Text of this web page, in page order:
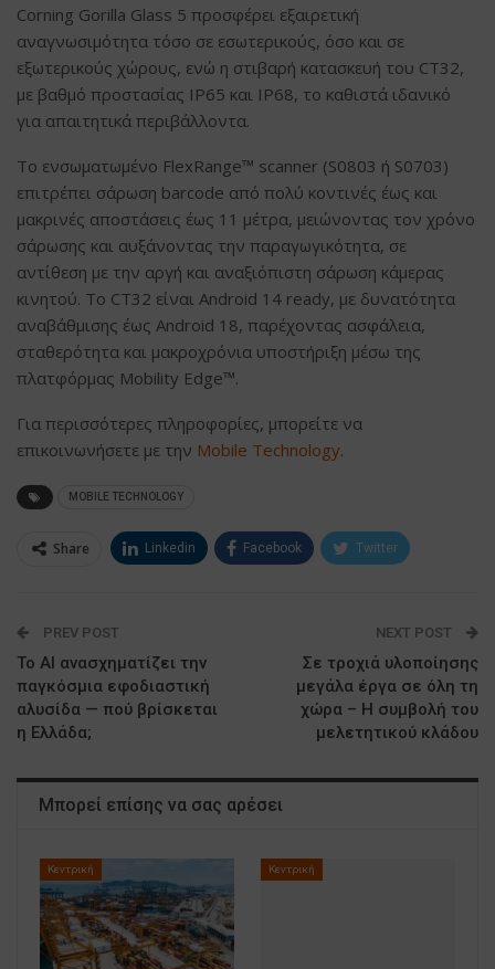
Corning Gorilla Glass 5 προσφέρει εξαιρετική
αναγνωσιμότητα τόσο σε εσωτερικούς, όσο και σε
εξωτερικούς χώρους, ενώ η στιβαρή κατασκευή του CT32,
με βαθμό προστασίας IP65 και IP68, το καθιστά ιδανικό
για απαιτητικά περιβάλλοντα.
Το ενσωματωμένο FlexRange™ scanner (S0803 ή S0703)
επιτρέπει σάρωση barcode από πολύ κοντινές έως και
μακρινές αποστάσεις έως 11 μέτρα, μειώνοντας τον χρόνο
σάρωσης και αυξάνοντας την παραγωγικότητα, σε
αντίθεση με την αργή και αναξιόπιστη σάρωση κάμερας
κινητού. Το CT32 είναι Android 14 ready, με δυνατότητα
αναβάθμισης έως Android 18, παρέχοντας ασφάλεια,
σταθερότητα και μακροχρόνια υποστήριξη μέσω της
πλατφόρμας Mobility Edge™.
Για περισσότερες πληροφορίες, μπορείτε να
επικοινωνήσετε με την Mobile Technology.
MOBILE TECHNOLOGY
Share Linkedin Facebook Twitter
PREV POST
Το AI ανασχηματίζει την
παγκόσμια εφοδιαστική
αλυσίδα — πού βρίσκεται
η Ελλάδα;
NEXT POST
Σε τροχιά υλοποίησης
μεγάλα έργα σε όλη τη
χώρα – Η συμβολή του
μελετητικού κλάδου
Μπορεί επίσης να σας αρέσει
Κεντρική Κεντρική